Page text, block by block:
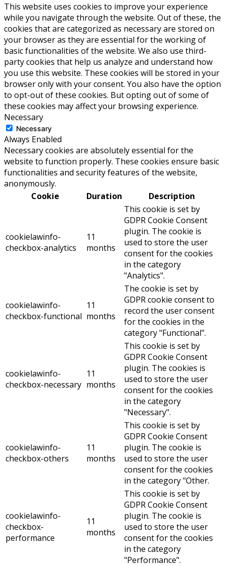
This website uses cookies to improve your experience
while you navigate through the website. Out of these, the
cookies that are categorized as necessary are stored on
your browser as they are essential for the working of
basic functionalities of the website. We also use third-
party cookies that help us analyze and understand how
you use this website. These cookies will be stored in your
browser only with your consent. You also have the option
to opt-out of these cookies. But opting out of some of
these cookies may affect your browsing experience.
Necessary
Necessary
Always Enabled
Necessary cookies are absolutely essential for the
website to function properly. These cookies ensure basic
functionalities and security features of the website,
anonymously.
Cookie
Duration Description
cookielawinfo-
checkbox-analytics
11
months
This cookie is set by
GDPR Cookie Consent
plugin. The cookie is
used to store the user
consent for the cookies
in the category
"Analytics".
cookielawinfo-
checkbox-functional
11
months
The cookie is set by
GDPR cookie consent to
record the user consent
for the cookies in the
category "Functional".
cookielawinfo-
checkbox-necessary
11
months
This cookie is set by
GDPR Cookie Consent
plugin. The cookies is
used to store the user
consent for the cookies
in the category
"Necessary".
cookielawinfo-
checkbox-others
11
months
This cookie is set by
GDPR Cookie Consent
plugin. The cookie is
used to store the user
consent for the cookies
in the category "Other.
cookielawinfo-
checkbox-
performance
11
months
This cookie is set by
GDPR Cookie Consent
plugin. The cookie is
used to store the user
consent for the cookies
in the category
"Performance".